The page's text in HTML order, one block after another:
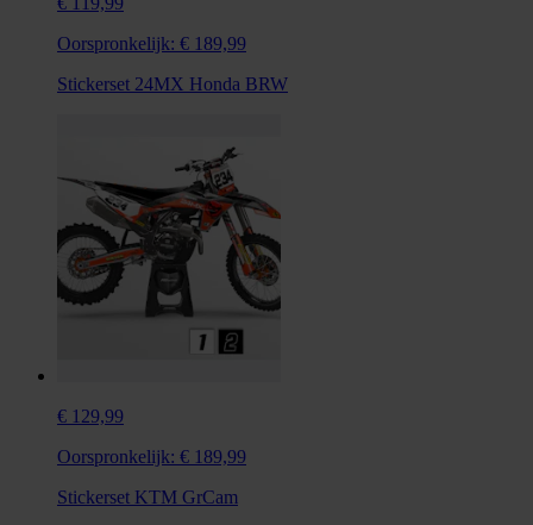
Oorspronkelijk: € 189,99
Stickerset 24MX Honda BRW
€ 129,99
Oorspronkelijk: € 189,99
Stickerset KTM GrCam